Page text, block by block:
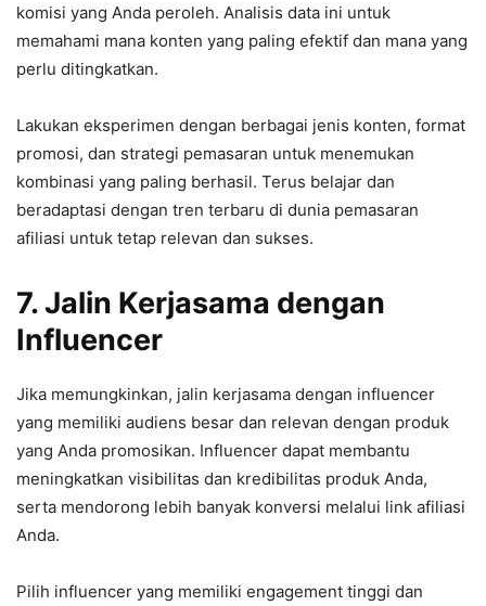
komisi yang Anda peroleh. Analisis data ini untuk
memahami mana konten yang paling efektif dan mana yang
perlu ditingkatkan.
Lakukan eksperimen dengan berbagai jenis konten, format
promosi, dan strategi pemasaran untuk menemukan
kombinasi yang paling berhasil. Terus belajar dan
beradaptasi dengan tren terbaru di dunia pemasaran
afiliasi untuk tetap relevan dan sukses.
7. Jalin Kerjasama dengan
Influencer
Jika memungkinkan, jalin kerjasama dengan influencer
yang memiliki audiens besar dan relevan dengan produk
yang Anda promosikan. Influencer dapat membantu
meningkatkan visibilitas dan kredibilitas produk Anda,
serta mendorong lebih banyak konversi melalui link afiliasi
Anda.
Pilih influencer yang memiliki engagement tinggi dan